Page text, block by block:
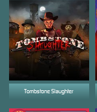
Tombstone Slaughter